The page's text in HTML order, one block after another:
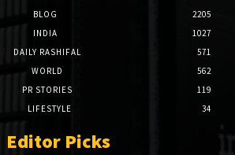
BLOG
2205
INDIA
1027
DAILY RASHIFAL
571
WORLD
562
PR STORIES
119
LIFESTYLE
34
Editor Picks